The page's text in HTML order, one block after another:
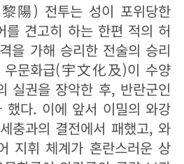
陽) 전투는 성이 포위당한
를 견고히 하는 한편 적의 허
을 가해 승리한 전술의 승리
우문화급(宇文化及)이 수양
실권을 장악한 후, 반란군인
했다. 이에 앞서 이밀의 와강
충과의 결전에서 패했고, 와
지휘 체계가 혼란스러운 상